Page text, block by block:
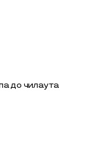
до чилаута